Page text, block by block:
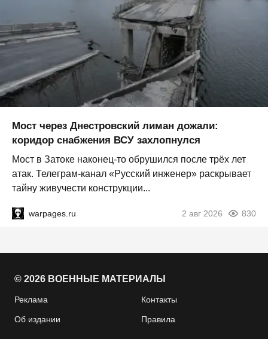
Мост через Днестровский лиман дожали:
коридор снабжения ВСУ захлопнулся
Мост в Затоке наконец-то обрушился после трёх лет
атак. Телеграм-канал «Русский инженер» раскрывает
тайну живучести конструкции...
warpages.ru 2 авг 2026 830
© 2026 ВОЕННЫЕ МАТЕРИАЛЫ
Реклама Контакты
Об издании Правила